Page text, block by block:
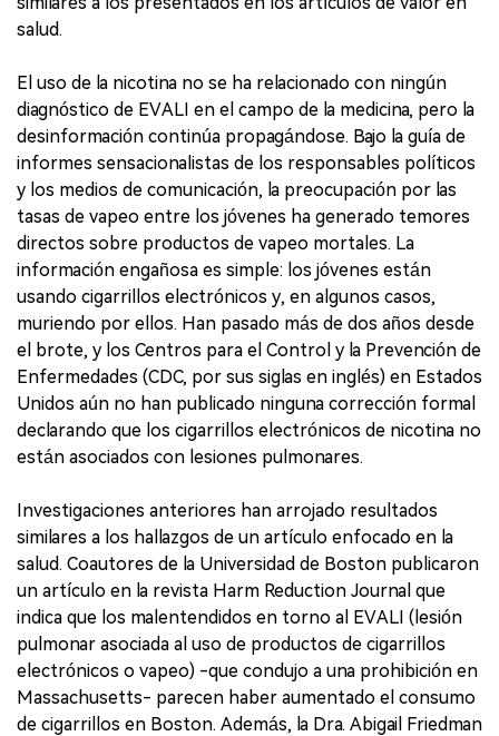
salud.
El uso de la nicotina no se ha relacionado con ningún
diagnóstico de EVALI en el campo de la medicina, pero la
desinformación continúa propagándose. Bajo la guía de
informes sensacionalistas de los responsables políticos
y los medios de comunicación, la preocupación por las
tasas de vapeo entre los jóvenes ha generado temores
directos sobre productos de vapeo mortales. La
información engañosa es simple: los jóvenes están
usando cigarrillos electrónicos y, en algunos casos,
muriendo por ellos. Han pasado más de dos años desde
el brote, y los Centros para el Control y la Prevención de
Enfermedades (CDC, por sus siglas en inglés) en Estados
Unidos aún no han publicado ninguna corrección formal
declarando que los cigarrillos electrónicos de nicotina no
están asociados con lesiones pulmonares.
Investigaciones anteriores han arrojado resultados
similares a los hallazgos de un artículo enfocado en la
salud. Coautores de la Universidad de Boston publicaron
un artículo en la revista Harm Reduction Journal que
indica que los malentendidos en torno al EVALI (lesión
pulmonar asociada al uso de productos de cigarrillos
electrónicos o vapeo) -que condujo a una prohibición en
Massachusetts- parecen haber aumentado el consumo
de cigarrillos en Boston. Además, la Dra. Abigail Friedman